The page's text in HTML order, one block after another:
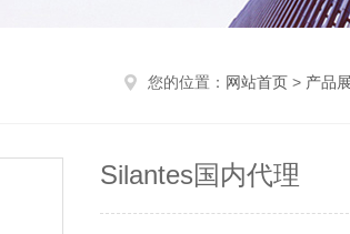
您的位置： 网站首页 > 产品
Silantes国内代理